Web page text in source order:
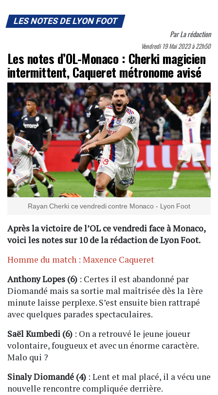
LES NOTES DE LYON FOOT
ParLa rédaction
Vendredi 19 Mai 2023 à 22h50
Les notes d’OL-Monaco : Cherki magicien
intermittent, Caqueret métronome avisé
Rayan Cherki ce vendredi contre Monaco - Lyon Foot
Après la victoire de l’OL ce vendredi face à Monaco,
voici les notes sur 10 de la rédaction de Lyon Foot.
Homme du match : Maxence Caqueret
Anthony Lopes (6) : Certes il est abandonné par
Diomandé mais sa sortie mal maîtrisée dès la 1ère
minute laisse perplexe. S’est ensuite bien rattrapé
avec quelques parades spectaculaires.
Saël Kumbedi (6) : On a retrouvé le jeune joueur
volontaire, fougueux et avec un énorme caractère.
Malo qui ?
Sinaly Diomandé (4) : Lent et mal placé, il a vécu une
nouvelle rencontre compliquée derrière.